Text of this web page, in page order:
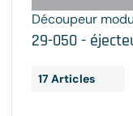
Découpeur
29-050 -
17 Articles